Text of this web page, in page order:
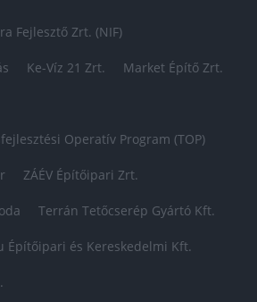
Fejlesztő Zrt. (NIF)
Ke-Víz 21 Zrt. Market Építő Zrt.
Operatív Program (TOP)
ZÁÉV Építőipari Zrt.
Terrán Tetőcserép Gyártó Kft.
Építőipari és Kereskedelmi Kft.